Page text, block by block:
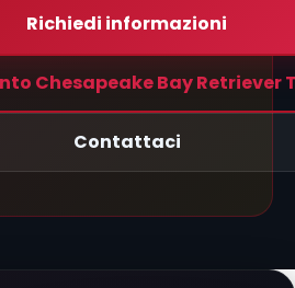
Richiedi informazioni
Chesapeake Bay Retriever
Contattaci